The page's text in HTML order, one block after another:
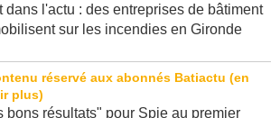
dans l'actu : des entreprises de bâtiment
sur les incendies en Gironde
bons résultats" pour Spie au premier